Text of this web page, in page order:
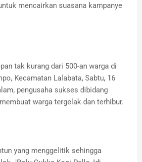
mencairkan suasana kampanye
tak kurang dari 500-an warga di
Kecamatan Lalabata, Sabtu, 16
pengusaha sukses dibidang
warga tergelak dan terhibur.
yang menggelitik sehingga